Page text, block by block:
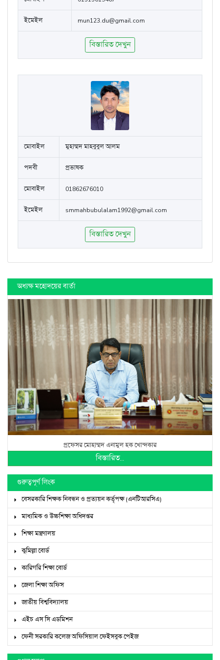
ইমেইল mun123.du@gmail.com
বিস্তারিত দেখুন
মোবাইল মুহাম্মদ মাহবুবুল আলম
পদবী প্রভাষক
মোবাইল 01862676010
ইমেইল smmahbubulalam1992@gmail.com
বিস্তারিত দেখুন
অধ্যক্ষ মহোদয়ের বার্তা
প্রফেসর মোহাম্মদ এনামুল হক খোন্দকার
বিস্তারিত...
গুরুত্বপূর্ণ লিংক
বেসরকারি শিক্ষক নিবন্ধন ও প্রত্যয়ন কর্তৃপক্ষ (এনটিআরসিএ)
মাধ্যমিক ও উচ্চশিক্ষা অধিদপ্তর
শিক্ষা মন্ত্রণালয়
কুমিল্লা বোর্ড
কারিগরি শিক্ষা বোর্ড
জেলা শিক্ষা অফিস
জাতীয় বিশ্ববিদ্যালয়
এইচ এস সি এডমিশন
ফেনী সরকারি কলেজ অফিসিয়াল ফেইসবুক পেইজ